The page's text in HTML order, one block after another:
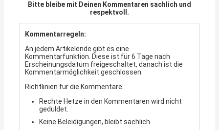
Bitte bleibe mit Deinen Kommentaren sachlich und
respektvoll.
Kommentarregeln:
An jedem Artikelende gibt es eine
Kommentarfunktion. Diese ist für 6 Tage nach
Erscheinungsdatum freigeschaltet, danach ist die
Kommentarmöglichkeit geschlossen.
Richtlinien für die Kommentare:
Rechte Hetze in den Kommentaren wird nicht
geduldet.
Keine Beleidigungen, bleibt sachlich.